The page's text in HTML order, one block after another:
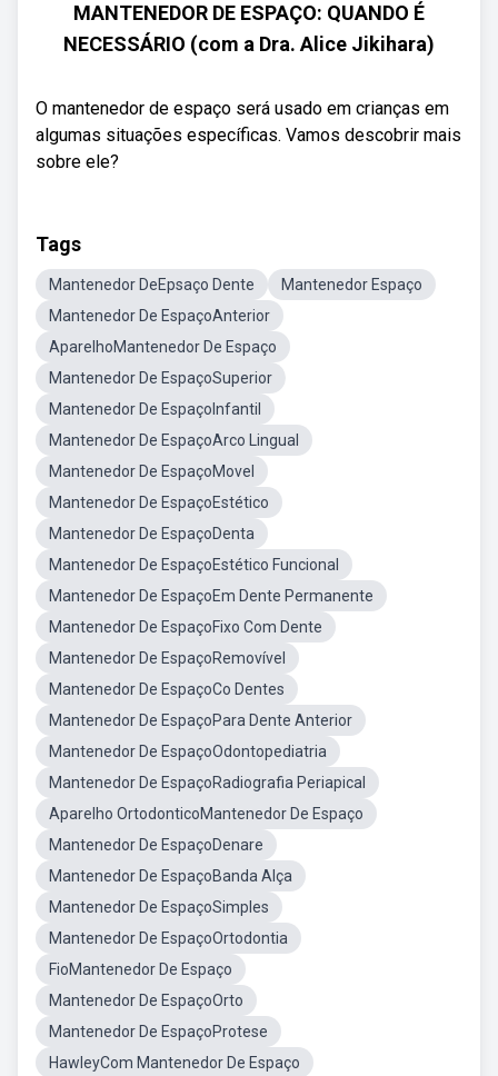
MANTENEDOR DE ESPAÇO: QUANDO É
NECESSÁRIO (com a Dra. Alice Jikihara)
O mantenedor de espaço será usado em crianças em
algumas situações específicas. Vamos descobrir mais
sobre ele?
Tags
Mantenedor DeEpsaço Dente
Mantenedor Espaço
Mantenedor De EspaçoAnterior
AparelhoMantenedor De Espaço
Mantenedor De EspaçoSuperior
Mantenedor De EspaçoInfantil
Mantenedor De EspaçoArco Lingual
Mantenedor De EspaçoMovel
Mantenedor De EspaçoEstético
Mantenedor De EspaçoDenta
Mantenedor De EspaçoEstético Funcional
Mantenedor De EspaçoEm Dente Permanente
Mantenedor De EspaçoFixo Com Dente
Mantenedor De EspaçoRemovível
Mantenedor De EspaçoCo Dentes
Mantenedor De EspaçoPara Dente Anterior
Mantenedor De EspaçoOdontopediatria
Mantenedor De EspaçoRadiografia Periapical
Aparelho OrtodonticoMantenedor De Espaço
Mantenedor De EspaçoDenare
Mantenedor De EspaçoBanda Alça
Mantenedor De EspaçoSimples
Mantenedor De EspaçoOrtodontia
FioMantenedor De Espaço
Mantenedor De EspaçoOrto
Mantenedor De EspaçoProtese
HawleyCom Mantenedor De Espaço